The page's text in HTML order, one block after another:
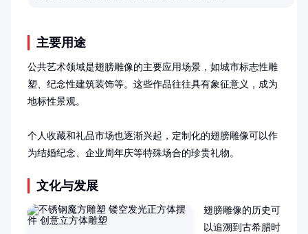
主要用途
公共艺术领域是翅膀雕像的主要应用场景，如城市标志性雕
塑、纪念性建筑装饰等。这些作品往往具有象征意义，成为
地标性景观。
个人收藏和礼品市场也逐渐兴起，定制化的翅膀雕像可以作
为结婚纪念、企业周年庆等特殊场合的珍贵礼物。
文化与发展
翅膀雕像的历史可
以追溯到古希腊时